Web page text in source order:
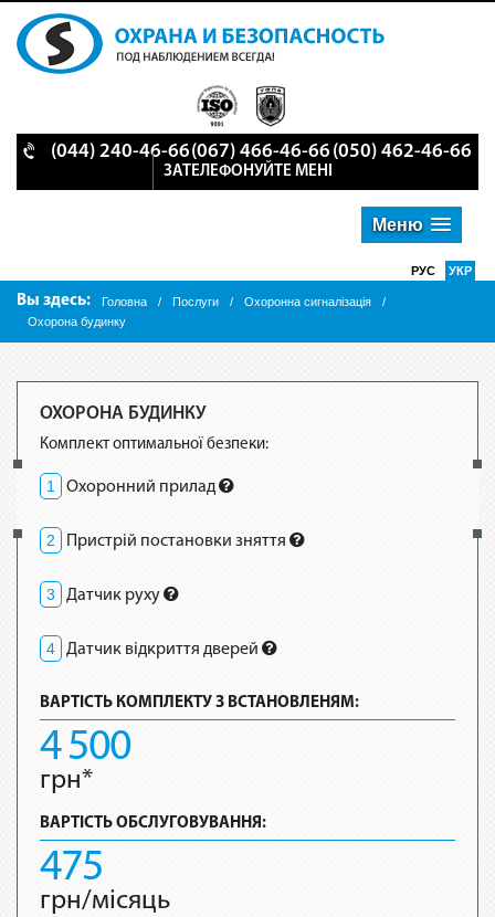
(044) 240-46-66(067) 466-46-66 (050) 462-46-66
ЗАТЕЛЕФОНУЙТЕ МЕНІ
Меню
РУС УКР
Вы здесь: Головна / Послуги / Охоронна сигналізація
/
Охорона будинку
ОХОРОНА БУДИНКУ
Комплект оптимальної безпеки:
1 Охоронний прилад
2 Пристрій постановки зняття
3 Датчик руху
4 Датчик відкриття дверей
ВАРТІСТЬ КОМПЛЕКТУ З ВСТАНОВЛЕНЯМ:
4 500
грн*
ВАРТІСТЬ ОБСЛУГОВУВАННЯ:
475
грн/місяць